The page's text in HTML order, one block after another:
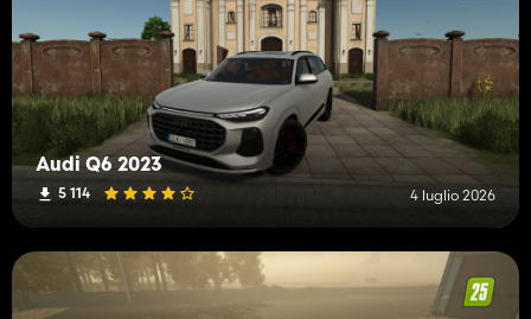
Audi Q6 2023
5 114 4 luglio 2026